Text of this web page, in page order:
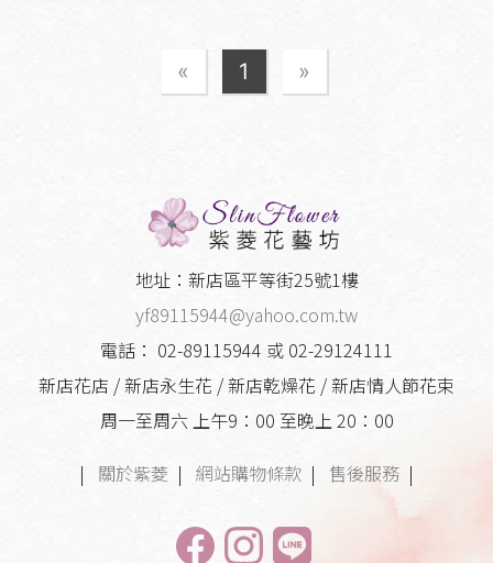
« 1 »
地址：新店區平等街25號1樓
yf89115944@yahoo.com.tw
電話： 02-89115944 或 02-29124111
新店花店 / 新店永生花 / 新店乾燥花 / 新店情人節花束
周一至周六 上午9：00 至晚上 20：00
|
關於紫菱 | 網站購物條款 | 售後服務 |